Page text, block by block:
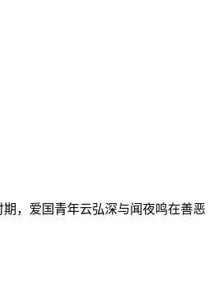
，爱国青年云弘深与闻夜鸣在善恶